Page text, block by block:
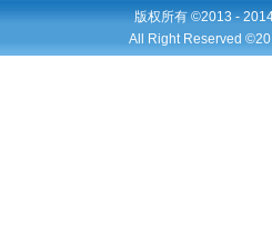
版权所有 ©2013 -
All Right Reserved